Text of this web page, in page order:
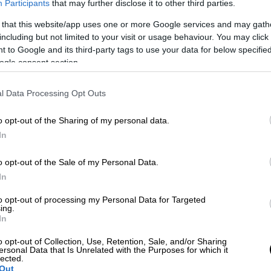
Participants that may further disclose it to other third parties.
that this website/app uses one or more Google services and may
but not limited to your visit or usage behaviour. You may
to Google and its third-party tags to use your data for below
consent section.
Data Processing Opt Outs
opt-out of the Sharing of my personal data.
opt-out of the Sale of my Personal Data.
opt-out of processing my Personal Data for Targeted
opt-out of Collection, Use, Retention, Sale, and/or Sharing
Data that Is Unrelated with the Purposes for which it
ευκαιρία να σταματήσουν μια
υφέρπουσα γενοκτονία στο Ναγκόρνο
Καραμπάχ! Δράστε τώρα!
Για τον λαό μας, οποιαδήποτε
ελπίδα για σταθερότητα και ασφάλεια
πρώτα απ' όλα επιβίωση, η εγγύηση για την
οποία είναι η ελεύθερη και απρόσκοπτη
πρόσβαση στο διάδρομο του Λατσίν
Εθνοκάθαρση ή η τελευταία μάχη
Πρόκειται για μια ανθρωπιστική
καταστροφή που εκτυλίσσεται